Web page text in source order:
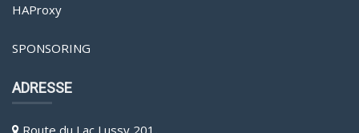
HAProxy
SPONSORING
ADRESSE
Route du Lac Lussy 201,